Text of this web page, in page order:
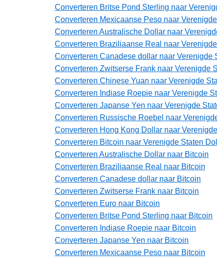
Converteren Britse Pond Sterling naar
Converteren Mexicaanse Peso naar
Converteren Australische Dollar naar
Converteren Braziliaanse Real naar
Converteren Canadese dollar naar Verenigde
Converteren Zwitserse Frank naar Verenigde
Converteren Chinese Yuan naar Verenigde
Converteren Indiase Roepie naar Verenigde
Converteren Japanse Yen naar Verenigde
Converteren Russische Roebel naar
Converteren Hong Kong Dollar naar
Converteren Bitcoin naar Verenigde Staten
Converteren Australische Dollar naar Bitcoin
Converteren Braziliaanse Real naar Bitcoin
Converteren Canadese dollar naar Bitcoin
Converteren Zwitserse Frank naar Bitcoin
Converteren Euro naar Bitcoin
Converteren Britse Pond Sterling naar Bitcoin
Converteren Indiase Roepie naar Bitcoin
Converteren Japanse Yen naar Bitcoin
Converteren Mexicaanse Peso naar Bitcoin